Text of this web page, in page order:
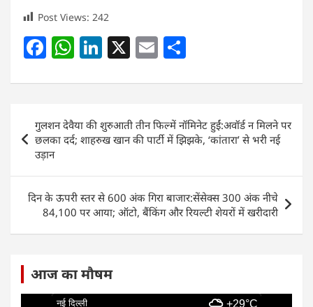
Post Views: 242
F
c
e
b
o
o
k
W
at
s
A
p
Li
k
e
dI
X E
ai
l
ar
e
navigation
गुलशन देवैया की शुरुआती तीन फिल्में नॉमिनेट हुईं:अवॉर्ड न मिलने पर
छलका दर्द; शाहरुख खान की पार्टी में झिझके, ‘कांतारा’ से भरी नई
उड़ान
दिन के ऊपरी स्तर से 600 अंक गिरा बाजार:सेंसेक्स 300 अंक नीचे
84,100 पर आया; ऑटो, बैंकिंग और रियल्टी शेयरों में खरीदारी
आज का मौषम
नई दिल्ली +29°C